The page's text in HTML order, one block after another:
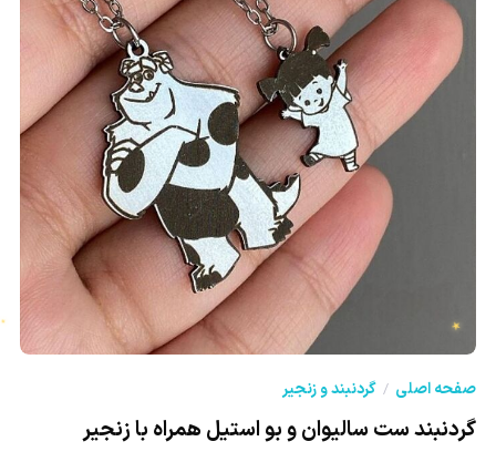
صفحه اصلی گردنبند و زنجیر
گردنبند ست سالیوان و بو استیل همراه با زنجیر